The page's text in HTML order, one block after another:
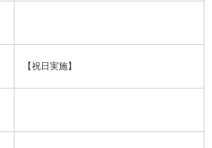
【祝日実施】